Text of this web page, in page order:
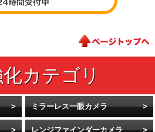
ミラーレス一眼カメラ
レンジファインダーカメラ